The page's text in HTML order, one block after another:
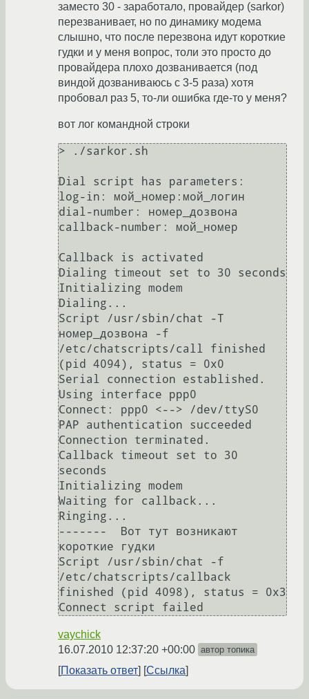
заместо 30 - заработало, провайдер (sarkor)
перезванивает, но по динамику модема
слышно, что после перезвона идут короткие
гудки и у меня вопрос, толи это просто до
провайдера плохо дозванивается (под
виндой дозваниваюсь с 3-5 раза) хотя
пробовал раз 5, то-ли ошибка где-то у меня?
вот лог командной строки
> ./sarkor.sh
Dial script has parameters:
log-in: мой_номер:мой_логин
dial-number: номер_дозвона
callback-number: мой_номер
Callback is activated
Dialing timeout set to 30 seconds
Initializing modem
Dialing...
Script /usr/sbin/chat -T
номер_дозвона -f
/etc/chatscripts/call finished
(pid 4094), status = 0x0
Serial connection established.
Using interface ppp0
Connect: ppp0 <--> /dev/ttyS0
PAP authentication succeeded
Connection terminated.
Callback timeout set to 30
seconds
Initializing modem
Waiting for callback...
Ringing...
-------  Вот тут возникают
короткие гудки
Script /usr/sbin/chat -f
/etc/chatscripts/callback
finished (pid 4098), status = 0x3
vaychick
16.07.2010 12:37:20 +00:00 автор топика
Показать ответ Ссылка